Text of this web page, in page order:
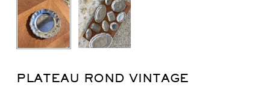
PLATEAU ROND VINTAGE